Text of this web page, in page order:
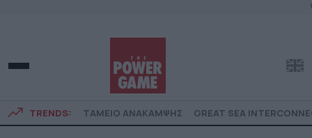
TRENDS: ΤΑΜΕΙΟ ΑΝΑΚΑΜΨΗΣ GREAT SEA